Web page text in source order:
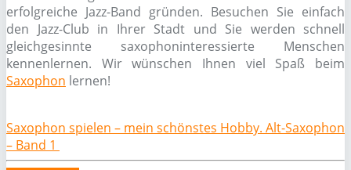
erfolgreiche Jazz-Band gründen. Besuchen Sie einfach
den Jazz-Club in Ihrer Stadt und Sie werden schnell
gleichgesinnte saxophoninteressierte Menschen
kennenlernen. Wir wünschen Ihnen viel Spaß beim
Saxophon lernen!
Saxophon spielen – mein schönstes Hobby. Alt-Saxophon
– Band 1